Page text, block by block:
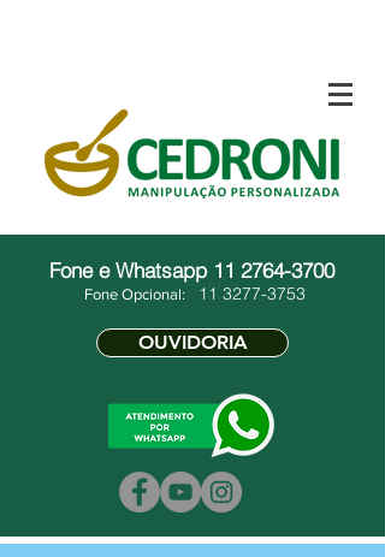
Fone e Whatsapp 11 2764-3700
Fone Opcional: 11 3277-3753
OUVIDORIA